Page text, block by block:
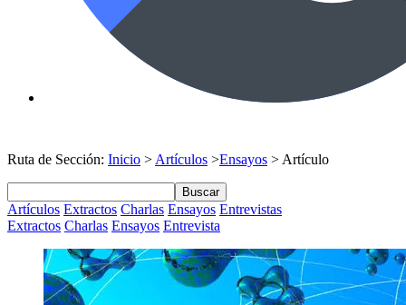
Ruta de Sección: Inicio > Artículos >Ensayos > Artículo
Buscar
Artículos Extractos Charlas Ensayos Entrevistas
Extractos Charlas Ensayos Entrevista